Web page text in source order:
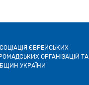
ЄВРЕЙСЬКИХ
ОРГАНІЗАЦІЙ ТА
УКРАЇНИ